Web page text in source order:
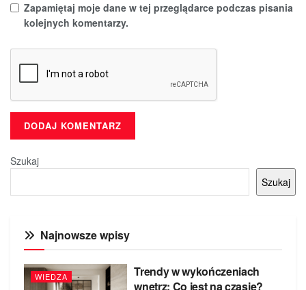
Zapamiętaj moje dane w tej przeglądarce podczas pisania
kolejnych komentarzy.
Szukaj
Szukaj
Najnowsze wpisy
WIEDZA
Trendy w wykończeniach
wnętrz: Co jest na czasie?